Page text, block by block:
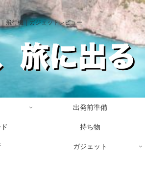
飛行機｜ガジェットレビュー
出発前準備
持ち物
ガジェット